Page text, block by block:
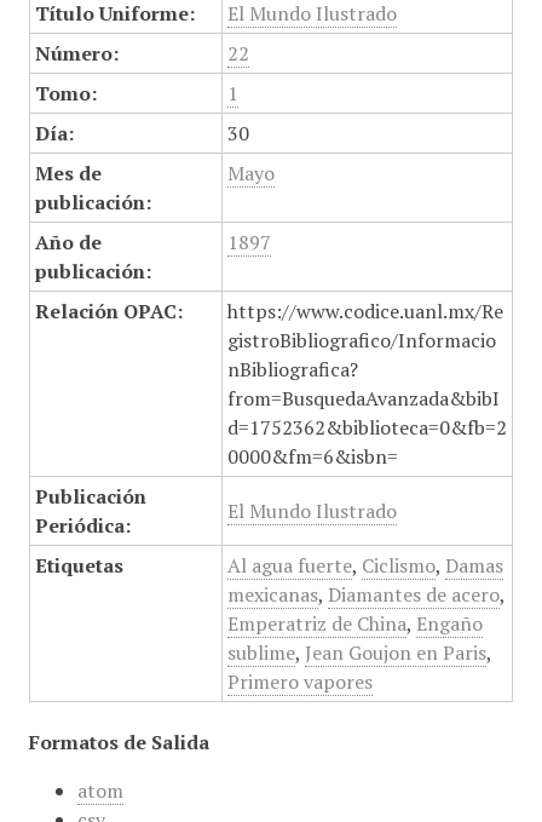
Título Uniforme:
El Mundo Ilustrado
Número:
22
Tomo:
1
Día:
30
Mes de
publicación:
Mayo
Año de
publicación:
1897
Relación OPAC:
https://www.codice.uanl.mx/Re
gistroBibliografico/Informacio
nBibliografica?
from=BusquedaAvanzada&bibI
d=1752362&biblioteca=0&fb=2
0000&fm=6&isbn=
Publicación
Periódica:
El Mundo Ilustrado
Etiquetas Al agua fuerte, Ciclismo, Damas
mexicanas, Diamantes de acero,
Emperatriz de China, Engaño
sublime, Jean Goujon en Paris,
Primero vapores
Formatos de Salida
atom